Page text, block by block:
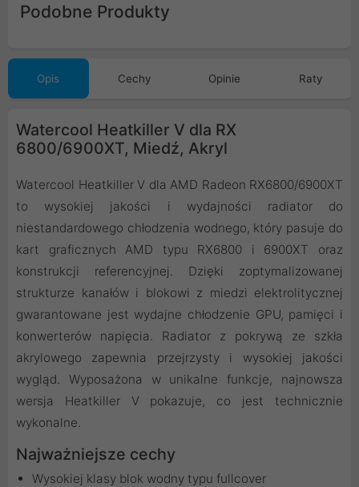
Podobne Produkty
Opis Cechy Opinie Raty
Watercool Heatkiller V dla RX
6800/6900XT, Miedź, Akryl
Watercool Heatkiller V dla AMD Radeon RX6800/6900XT
to wysokiej jakości i wydajności radiator do
niestandardowego chłodzenia wodnego, który pasuje do
kart graficznych AMD typu RX6800 i 6900XT oraz
konstrukcji referencyjnej. Dzięki zoptymalizowanej
strukturze kanałów i blokowi z miedzi elektrolitycznej
gwarantowane jest wydajne chłodzenie GPU, pamięci i
konwerterów napięcia. Radiator z pokrywą ze szkła
akrylowego zapewnia przejrzysty i wysokiej jakości
wygląd. Wyposażona w unikalne funkcje, najnowsza
wersja Heatkiller V pokazuje, co jest technicznie
wykonalne.
Najważniejsze cechy
Wysokiej klasy blok wodny typu fullcover